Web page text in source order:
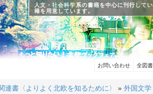
人文・社会科学系の書籍を中心に刊行して
籍を用意しています。
お問い合わせ 全図
連書〈よりよく北欧を知るために〉 » 外国文